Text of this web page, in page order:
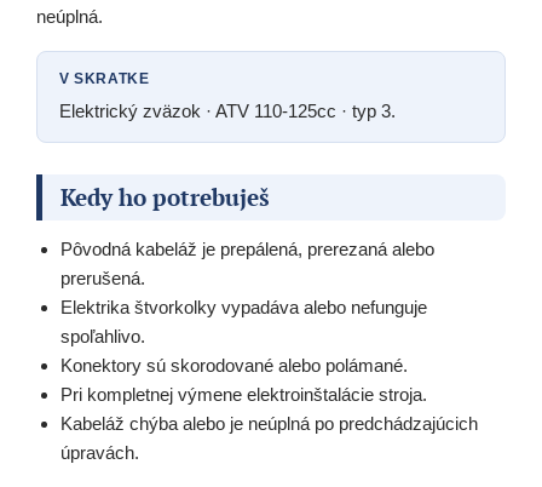
neúplná.
V SKRATKE
Elektrický zväzok · ATV 110-125cc · typ 3.
Kedy ho potrebuješ
Pôvodná kabeláž je prepálená, prerezaná alebo
prerušená.
Elektrika štvorkolky vypadáva alebo nefunguje
spoľahlivo.
Konektory sú skorodované alebo polámané.
Pri kompletnej výmene elektroinštalácie stroja.
Kabeláž chýba alebo je neúplná po predchádzajúcich
úpravách.